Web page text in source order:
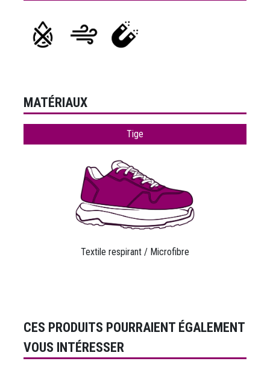
MATÉRIAUX
Tige
Textile respirant / Microfibre
CES PRODUITS POURRAIENT ÉGALEMENT
VOUS INTÉRESSER